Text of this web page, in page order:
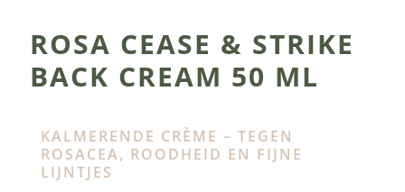
ROSA CEASE & STRIKE
BACK CREAM 50 ML
KALMERENDE CRÈME – TEGEN
ROSACEA, ROODHEID EN FIJNE
LIJNTJES